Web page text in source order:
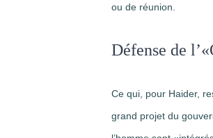
ou de réunion.
Défense de
Ce qui, pour Haider,
grand projet du